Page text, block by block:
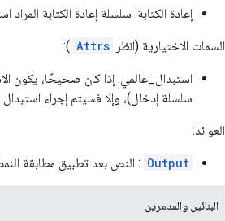
إعادة الكتابة: سلسلة إعادة الكتابة المراد
السمات الاختيارية (انظر Attrs
):
استبدال_عالمي: إذا كان صحيحًا، يكون
سلسلة إدخال)، وإلا فسيتم إجراء استبدال
العوائد:
Output : النص بعد تطبيق مطابقة
البنائين والمدمرين